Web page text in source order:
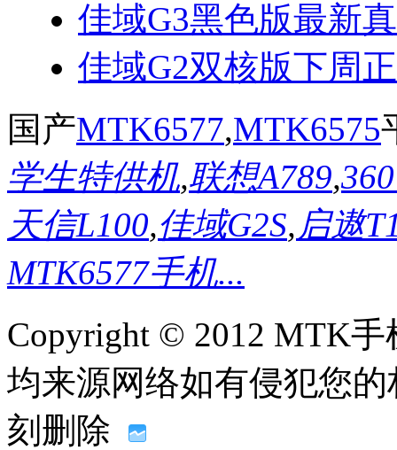
佳域G3黑色版最新
佳域G2双核版下周
国产MTK6577,MTK6575
学生特供机,联想A789,
天信L100,佳域G2S,启遨
MTK6577手机...
Copyright © 2012 MTK
均来源网络如有侵犯您
刻删除